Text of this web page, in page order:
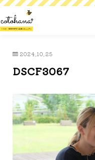
2024.10.25
DSCF3067